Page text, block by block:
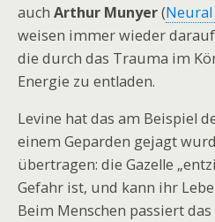
auch Arthur Munyer(
weisen immer wieder
die durch das Trauma im
Energie zu entladen.
Levine hat das am Beispiel
einem Geparden gejagt
übertragen: die Gazelle
Gefahr ist, und kann ihr
Beim Menschen passiert